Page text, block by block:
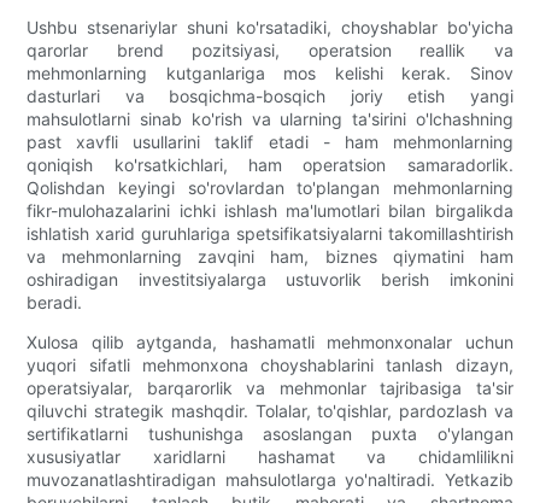
Ushbu stsenariylar shuni ko'rsatadiki, choyshablar bo'yicha
qarorlar brend pozitsiyasi, operatsion reallik va
mehmonlarning kutganlariga mos kelishi kerak. Sinov
dasturlari va bosqichma-bosqich joriy etish yangi
mahsulotlarni sinab ko'rish va ularning ta'sirini o'lchashning
past xavfli usullarini taklif etadi - ham mehmonlarning
qoniqish ko'rsatkichlari, ham operatsion samaradorlik.
Qolishdan keyingi so'rovlardan to'plangan mehmonlarning
fikr-mulohazalarini ichki ishlash ma'lumotlari bilan birgalikda
ishlatish xarid guruhlariga spetsifikatsiyalarni takomillashtirish
va mehmonlarning zavqini ham, biznes qiymatini ham
oshiradigan investitsiyalarga ustuvorlik berish imkonini
beradi.
Xulosa qilib aytganda, hashamatli mehmonxonalar uchun
yuqori sifatli mehmonxona choyshablarini tanlash dizayn,
operatsiyalar, barqarorlik va mehmonlar tajribasiga ta'sir
qiluvchi strategik mashqdir. Tolalar, to'qishlar, pardozlash va
sertifikatlarni tushunishga asoslangan puxta o'ylangan
xususiyatlar xaridlarni hashamat va chidamlilikni
muvozanatlashtiradigan mahsulotlarga yo'naltiradi. Yetkazib